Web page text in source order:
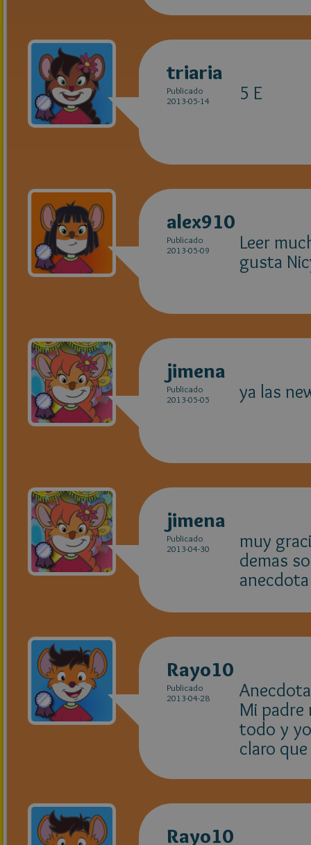
triaria
Publicado
2013-05-14
5 E
alex910
Publicado
2013-05-09
Leer
gusta
jimena
Publicado
2013-05-05
ya las
jimena
Publicado
2013-04-30
muy
demas
Rayo10
Publicado
2013-04-28
Mi padre
todo y
claro
Rayo10